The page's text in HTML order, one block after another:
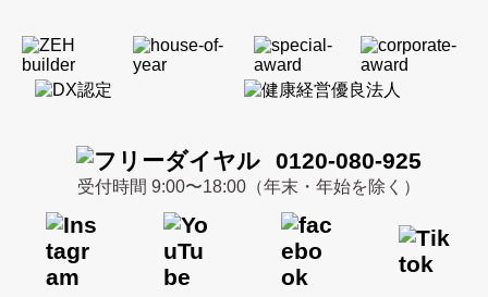
0120-080-925
受付時間 9:00〜18:00（年末・年始を除く）